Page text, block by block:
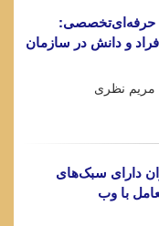
حرفه‌ای‌تخصصی:
و دانش در سازمان
مریم نظری
دارای سبک‌های
با وب